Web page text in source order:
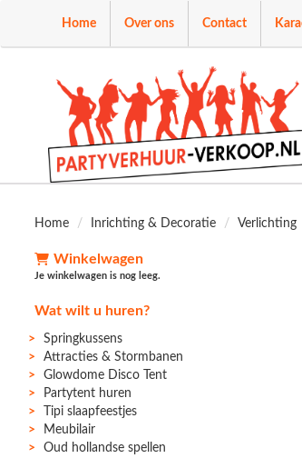
Home Over ons Contact
Home Inrichting & Decoratie Verlichting
Winkelwagen
Je winkelwagen is nog leeg.
Wat wilt u huren?
Springkussens
Attracties & Stormbanen
Glowdome Disco Tent
Partytent huren
Tipi slaapfeestjes
Meubilair
Oud hollandse spellen